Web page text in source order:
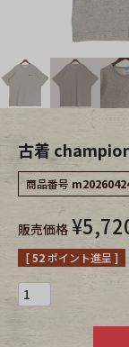
Tops
Bottoms
レデ
Tops
Outer
古着
商品番号
販売価格 ¥
[52ポイント進呈 ]